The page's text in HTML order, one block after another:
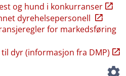
og hund i konkurranser
dyrehelsepersonell
for markedsføring
dyr (informasjon fra DMP)